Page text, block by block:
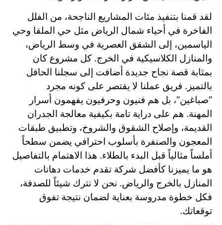
لقد قمنا بتنفيذ مئات المشاريع الناجحة، من الفلل
الفاخرة في أحياء شمال الرياض مثل حي الملقا وحي
الياسمين، إلى الشقق العصرية في وسط الرياض،
والمنازل الكلاسيكية في الخرج. كل مشروع كان
بمثابة قصة نجاح جديدة أضافت إلى سجلنا الحافل
بالتميز. فريق عملنا لا يقتصر على كونه مجرد
“صباغين”، بل هم فنيون وحرفيون يفهمون أسرار
المهنة. هم على دراية تامة بكيفية معالجة الجدران
القديمة، وإصلاح الشقوق والشروخ، وتطبيق طبقات
المعجون والصنفرة بأسلوب احترافي يضمن سطحاً
أملساً مثالياً قبل البدء بالطلاء. هذا الاهتمام بالتفاصيل
هو ما يميزنا كأفضل شركة تقدم خدمات دهانات
المنازل بالخرج والرياض. نحن لا نترك شيئاً للصدفة،
فكل خطوة مدروسة بعناية لضمان نتيجة تفوق
توقعاتك.